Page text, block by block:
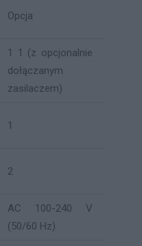
Opcja
1 1 (z opcjonalnie
dołączanym
zasilaczem)
1
2
AC 100-240 V
(50/60 Hz)